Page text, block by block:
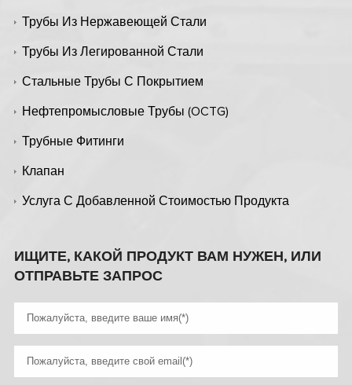
Трубы Из Нержавеющей Стали
Трубы Из Легированной Стали
Стальные Трубы С Покрытием
Нефтепромысловые Трубы (OCTG)
Трубные Фитинги
Клапан
Услуга С Добавленной Стоимостью Продукта
ИЩИТЕ, КАКОЙ ПРОДУКТ ВАМ НУЖЕН, ИЛИ
ОТПРАВЬТЕ ЗАПРОС